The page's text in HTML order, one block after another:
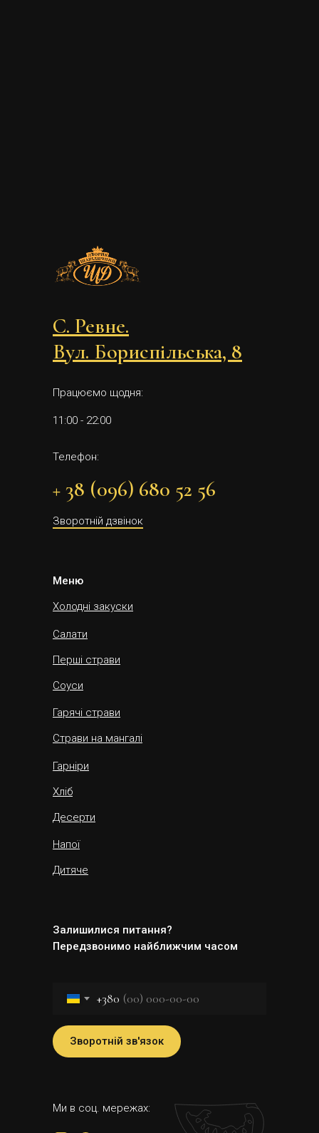
С. Ревне.
Вул. Бориспільська, 8
Працюємо щодня:
11:00 - 22:00
Телефон:
+ 38 (096) 680 52 56
Зворотній дзвінок
Меню
Холодні закуски
Салати
Перші страви
Соуси
Гарячі страви
Страви на мангалі
Гарніри
Хліб
Десерти
Напої
Дитяче
Залишилися питання?
Передзвонимо найближчим часом
+380
Зворотній зв'язок
Ми в соц. мережах: